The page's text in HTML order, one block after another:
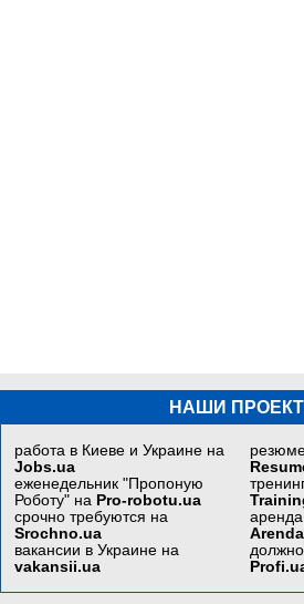
НАШИ
работа в Киеве и Украине на
Jobs.ua
еженедельник "Пропоную
Роботу" на Pro-robotu.ua
срочно требуются на
Srochno.ua
вакансии в Украине на
vakansii.ua